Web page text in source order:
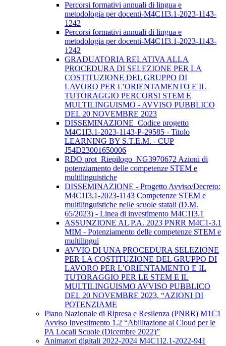
Percorsi formativi annuali di lingua e
metodologia per docenti-M4C1I3.1-2023-1143-
1242
Percorsi formativi annuali di lingua e
metodologia per docenti-M4C1I3.1-2023-1143-
1242
GRADUATORIA RELATIVA ALLA
PROCEDURA DI SELEZIONE PER LA
COSTITUZIONE DEL GRUPPO DI
LAVORO PER L’ORIENTAMENTO E IL
TUTORAGGIO PERCORSI STEM E
MULTILINGUISMO - AVVISO PUBBLICO
DEL 20 NOVEMBRE 2023
DISSEMINAZIONE_Codice progetto
M4C1I3.1-2023-1143-P-29585 - Titolo
LEARNING BY S.T.E.M. - CUP
J54D23001650006
RDO prot_Riepilogo_NG3970672 Azioni di
potenziamento delle competenze STEM e
multilinguistiche
DISSEMINAZIONE - Progetto Avviso/Decreto:
M4C1I3.1-2023-1143 Competenze STEM e
multilinguistiche nelle scuole statali (D.M.
65/2023) - Linea di investimento M4C1I3.1
ASSUNZIONE AL P.A. 2023 PNRR M4C1-3.1
MIM - Potenziamento delle competenze STEM e
multilingui
AVVIO DI UNA PROCEDURA SELEZIONE
PER LA COSTITUZIONE DEL GRUPPO DI
LAVORO PER L’ORIENTAMENTO E IL
TUTORAGGIO PER LE STEM E IL
MULTILINGUISMO AVVISO PUBBLICO
DEL 20 NOVEMBRE 2023, “AZIONI DI
POTENZIAME
Piano Nazionale di Ripresa e Resilenza (PNRR) M1C1
Avviso Investimento 1.2 “Abilitazione al Cloud per le
PA Locali Scuole (Dicembre 2022)”
Animatori digitali 2022-2024 M4C1I2.1-2022-941